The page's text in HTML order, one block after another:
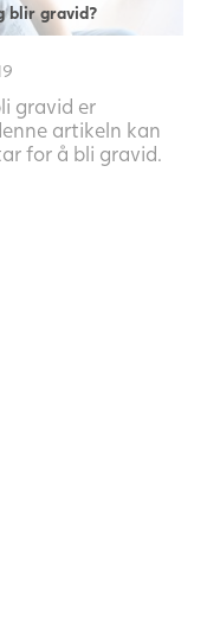
blir gravid?
gravid er
artikeln kan
for å bli gravid.